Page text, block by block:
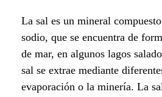
a
b
o
r
La sal es un mineral
sodio, que se encuentra de
de mar, en algunos lagos
sal se extrae mediante
evaporación o la minería. La